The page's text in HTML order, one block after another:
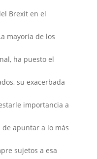
Brexit en el
mayoría de los
ha puesto el
su exacerbada
importancia a
apuntar a lo más
sujetos a esa